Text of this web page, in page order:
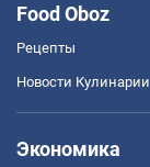
Food Oboz
Рецепты
Новости Кулинарии
Экономика